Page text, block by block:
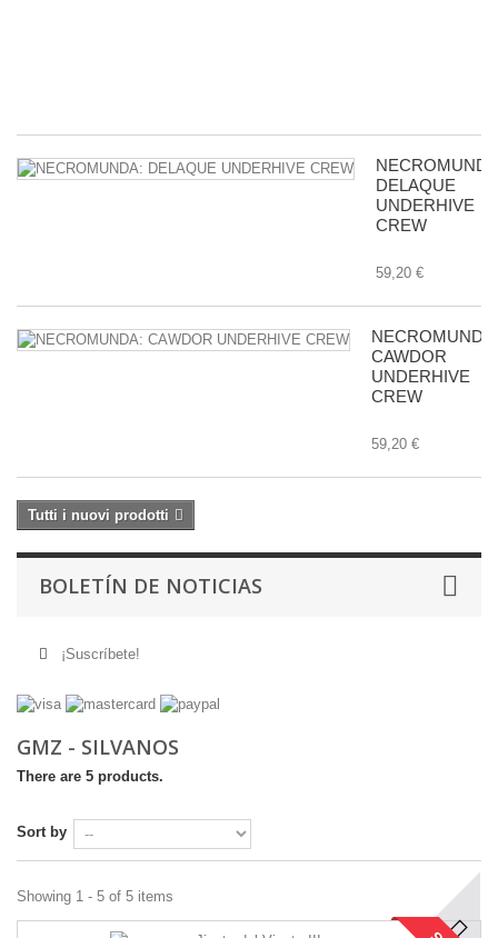
DELAQUE
UNDERHIVE
CREW
59,20 €
NECROMUNDA:
CAWDOR
UNDERHIVE
CREW
59,20 €
Tutti i nuovi prodotti
BOLETÍN DE NOTICIAS
¡Suscríbete!
GMZ - SILVANOS
There are 5 products.
Sort by
Showing 1 - 5 of 5 items